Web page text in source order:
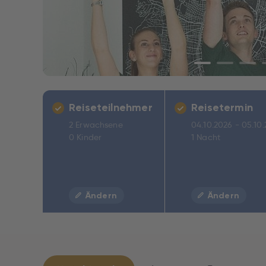
Reiseteilnehmer
2 Erwachsene
0 Kinder
Ändern
Reisetermin
04.10.2026 -
1 Nacht
Ändern